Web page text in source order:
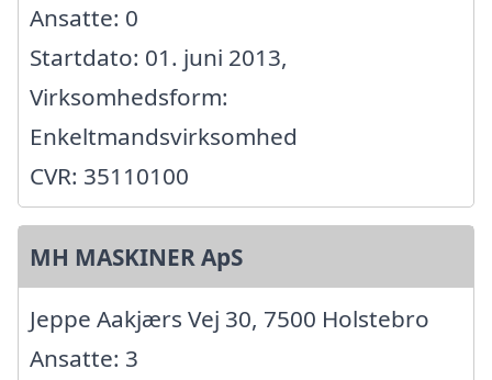
Ansatte: 0
Startdato: 01. juni 2013,
Virksomhedsform:
Enkeltmandsvirksomhed
CVR: 35110100
MH MASKINER ApS
Jeppe Aakjærs Vej 30, 7500 Holstebro
Ansatte: 3